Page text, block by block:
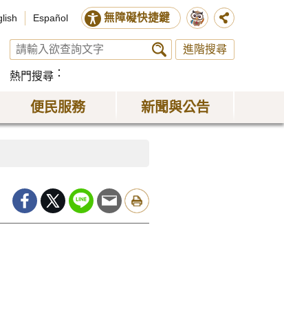
Español 無障礙快捷鍵
進階搜尋
熱門搜尋
便民服務 新聞與公告